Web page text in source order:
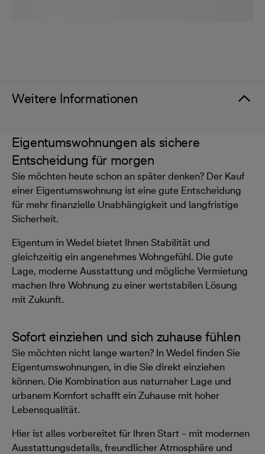
Weitere Informationen
Eigentumswohnungen als sichere
Entscheidung für morgen
Sie möchten heute schon an später denken? Der Kauf
einer Eigentumswohnung ist eine gute Entscheidung
für mehr finanzielle Unabhängigkeit und langfristige
Sicherheit.
Eigentum in Wedel bietet Ihnen Stabilität und
gleichzeitig ein angenehmes Wohngefühl. Die gute
Lage, moderne Ausstattung und mögliche Vermietung
machen Ihre Wohnung zu einer wertstabilen Lösung
mit Zukunft.
Sofort einziehen und sich zuhause fühlen
Sie möchten nicht lange warten? In Wedel finden Sie
Eigentumswohnungen, in die Sie direkt einziehen
können. Die Kombination aus naturnaher Lage und
urbanem Komfort schafft ein Zuhause mit hoher
Lebensqualität.
Hier ist alles vorbereitet für Ihren Start – mit modernen
Ausstattungsdetails, freundlicher Atmosphäre und